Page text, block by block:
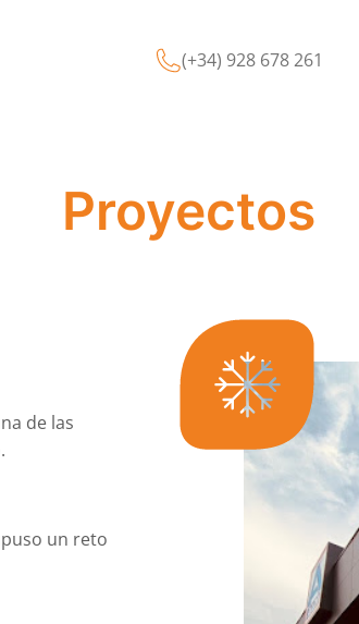
(+34) 928 678 261
Proyectos
de las
un reto